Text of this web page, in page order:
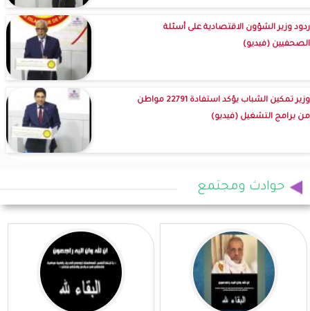
ردود وزير الشؤون الاقتصادية على أسئلة
الصحفيين (فيديو)
وزير تمكين الشباب يؤكد استفادة 22791 مواطن
من برامج التشغيل (فيديو)
حوادث ومجتمع